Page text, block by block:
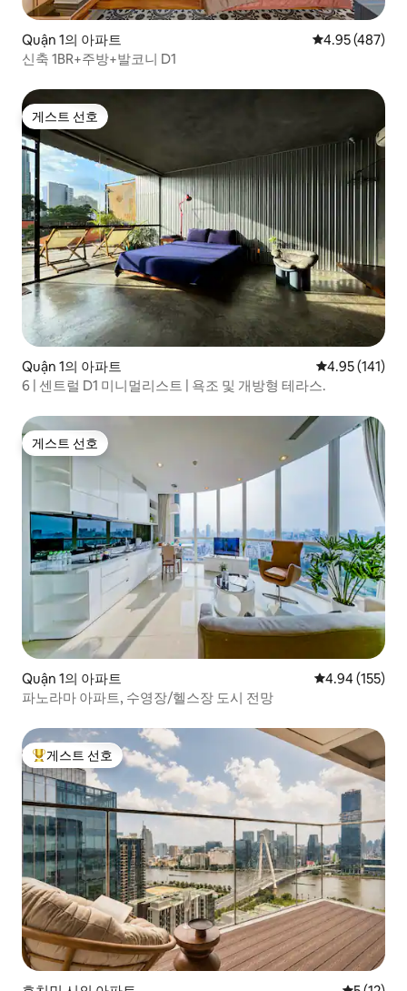
Quận 1의 아파트 평점 4.95점(5
4.95 (487)
신축 1BR+주방+발코니 D1
게스트 선호
게스트 선호
Quận 1의 아파트 평점 4.95점(5
4.95 (141)
6 | 센트럴 D1 미니멀리스트 | 욕조 및 개방형 테라스.
게스트 선호
게스트 선호
Quận 1의 아파트 평점 4.94점(5
4.94 (155)
파노라마 아파트, 수영장/헬스장 도시 전망
상위 게스트 선호
게스트 선호